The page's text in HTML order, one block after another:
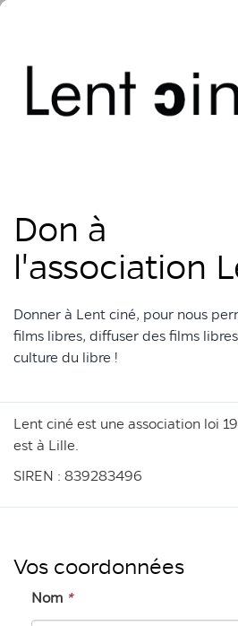
Don à
l'association
Donner à Lent ciné, pour nous
films libres, diffuser des films
culture du libre !
Lent ciné est une association loi
est à Lille.
SIREN : 839283496
Vos coordonnées
Nom *